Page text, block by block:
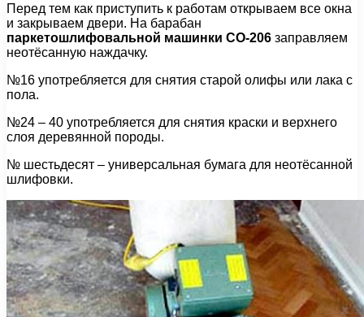
Перед тем как приступить к работам открываем все окна
и закрываем двери. На барабан
паркетошлифовальной машинки СО-206 заправляем
неотёсанную наждачку.
№16 употребляется для снятия старой олифы или лака с
пола.
№24 – 40 употребляется для снятия краски и верхнего
слоя деревянной породы.
№ шестьдесят – универсальная бумага для неотёсанной
шлифовки.